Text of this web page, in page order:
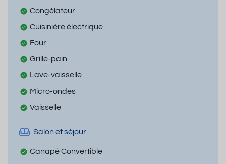
Congélateur
Cuisinière électrique
Four
Grille-pain
Lave-vaisselle
Micro-ondes
Vaisselle
Salon et séjour
Canapé Convertible